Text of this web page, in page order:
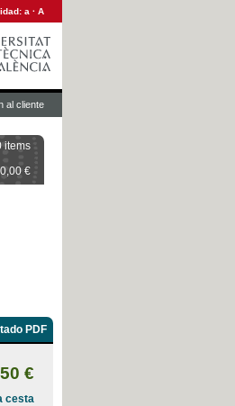
a · A
al cliente
items
€
PDF
€
cesta